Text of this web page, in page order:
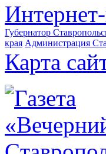
Губернатор
края Администрация
Карта